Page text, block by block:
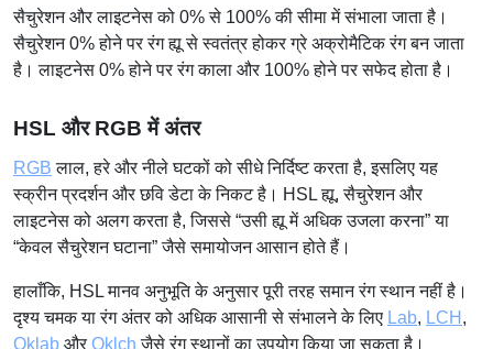
सैचुरेशन और लाइटनेस को 0% से 100% की सीमा में संभाला जाता है।
सैचुरेशन 0% होने पर रंग ह्यू से स्वतंत्र होकर ग्रे अक्रोमैटिक रंग बन जाता
है। लाइटनेस 0% होने पर रंग काला और 100% होने पर सफेद होता है।
HSL और RGB में अंतर
RGB लाल, हरे और नीले घटकों को सीधे निर्दिष्ट करता है, इसलिए यह
स्क्रीन प्रदर्शन और छवि डेटा के निकट है। HSL ह्यू, सैचुरेशन और
लाइटनेस को अलग करता है, जिससे “उसी ह्यू में अधिक उजला करना” या
“केवल सैचुरेशन घटाना” जैसे समायोजन आसान होते हैं।
हालाँकि, HSL मानव अनुभूति के अनुसार पूरी तरह समान रंग स्थान नहीं है।
दृश्य चमक या रंग अंतर को अधिक आसानी से संभालने के लिए Lab, LCH ,
Oklab और Oklch जैसे रंग स्थानों का उपयोग किया जा सकता है।